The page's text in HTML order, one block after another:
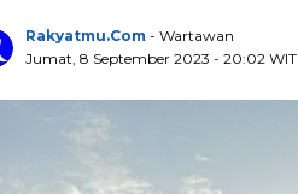
Rakyatmu.com - Wartawan
Jumat, 8 September 2023 - 20:02 WIT